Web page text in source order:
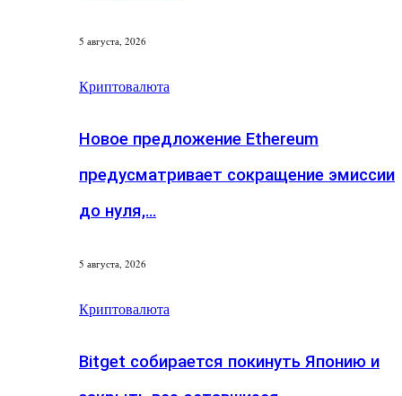
5 августа, 2026
Криптовалюта
Новое предложение Ethereum
предусматривает сокращение эмиссии
до нуля,…
5 августа, 2026
Криптовалюта
Bitget собирается покинуть Японию и